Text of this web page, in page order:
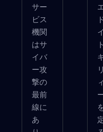
サー
ビス
機関
はサ
イバ
ー攻
撃の
最前
線に
あ